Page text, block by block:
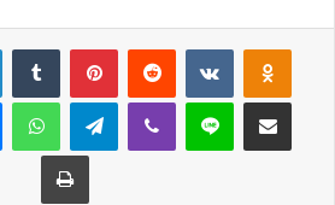
LinkedInTumblr PinterestReddit VKontakte
MessengerWhatsAppTelegramViber Line E-Posta ile
Yazdır